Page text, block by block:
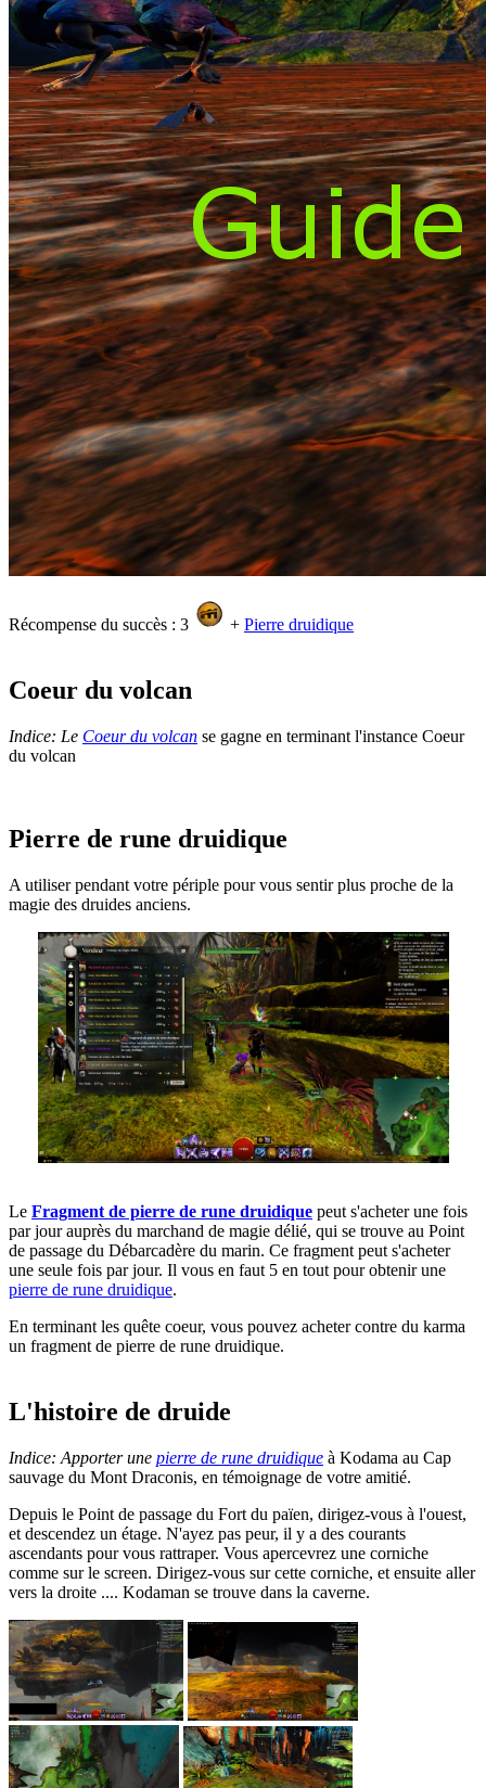
Récompense du succès : 3 + Pierre druidique
Coeur du volcan
Indice: Le Coeur du volcan se gagne en terminant l'instance Coeur
du volcan
Pierre de rune druidique
A utiliser pendant votre périple pour vous sentir plus proche de la
magie des druides anciens.
Le Fragment de pierre de rune druidique peut s'acheter une fois
par jour auprès du marchand de magie délié, qui se trouve au Point
de passage du Débarcadère du marin. Ce fragment peut s'acheter
une seule fois par jour. Il vous en faut 5 en tout pour obtenir une
pierre de rune druidique.
En terminant les quête coeur, vous pouvez acheter contre du karma
un fragment de pierre de rune druidique.
L'histoire de druide
Indice: Apporter une pierre de rune druidique à Kodama au Cap
sauvage du Mont Draconis, en témoignage de votre amitié.
Depuis le Point de passage du Fort du païen, dirigez-vous à l'ouest,
et descendez un étage. N'ayez pas peur, il y a des courants
ascendants pour vous rattraper. Vous apercevrez une corniche
comme sur le screen. Dirigez-vous sur cette corniche, et ensuite aller
vers la droite .... Kodaman se trouve dans la caverne.